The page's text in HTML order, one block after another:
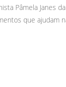
Pâmela Janes
que ajudam